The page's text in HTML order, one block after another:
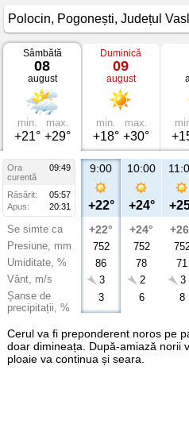
Vremea
Polocin
Pogonești,
Județul
Vaslui
Sâmbătă
08
august
min.
+21°
max.
+29°
Duminică
09
august
min.
+18°
max.
+30°
Ora
09:49
curentă
Răsărit:
05:57
Apus:
20:31
Se simte ca
Presiune, mm
Umiditate, %
Vânt, m/s
Șanse de
precipitații, %
9:00
+22°
+22°
752
86
3
3
10:00
+24°
+24°
752
78
2
6
71
3
8
Cerul va fi preponderent noros pe
doar dimineața. După-amiază norii
ploaie va continua și seara.